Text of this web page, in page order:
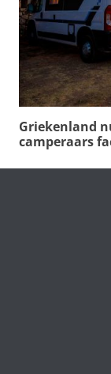
Griekenland
camperaars